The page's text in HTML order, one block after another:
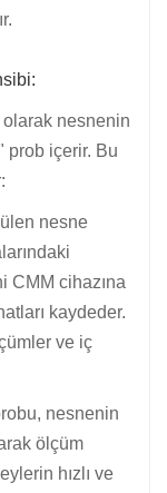
nesnenin
prob içerir. Bu
nesne
CMM cihazına
kaydeder.
ve iç
nesnenin
ölçüm
hızlı ve